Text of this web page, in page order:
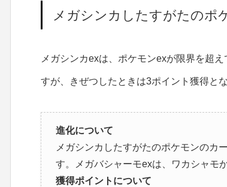
メガシンカしたすがたのポ
メガシンカexは、ポケモンexが限界を超
すが、きぜつしたときは3ポイント獲得と
進化について
メガシンカしたすがたのポケモンのカ
す。メガバシャーモexは、ワカシャモ
獲得ポイントについて